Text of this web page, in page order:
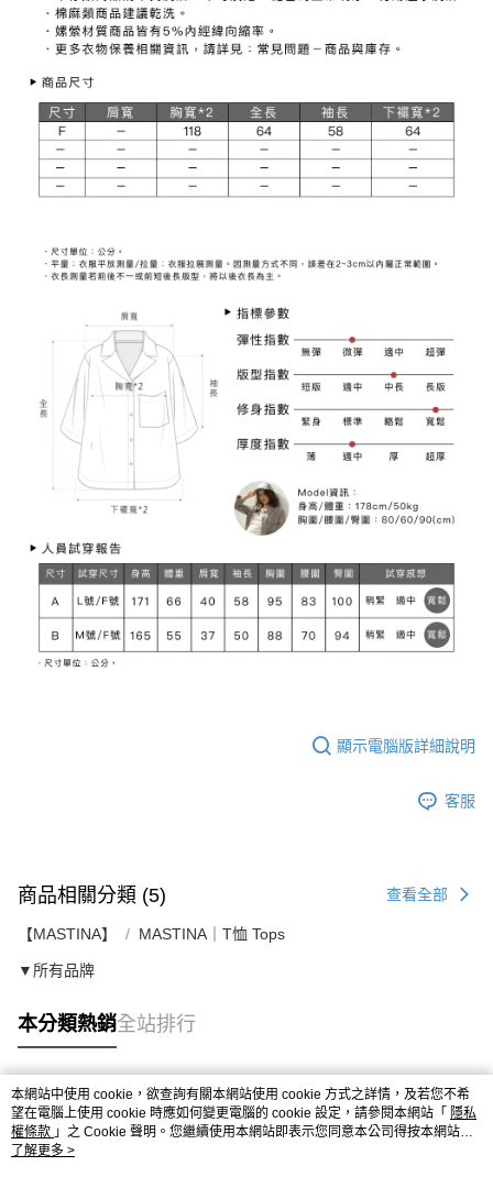
顯示電腦版詳細說明
客服
商品相關分類 (5) 查看全部
【MASTINA】 MASTINA｜T恤 Tops
▼所有品牌
本分類熱銷全站排行
熱門標籤
本網站中使用 cookie，欲查詢有關本網站使用 cookie 方式之詳情，及若您不希
望在電腦上使用 cookie 時應如何變更電腦的 cookie 設定，請參閱本網站「 隱私
權條款 」之 Cookie 聲明。您繼續使用本網站即表示您同意本公司得按本網站使
用條款之 Cookie 聲明使用 cookie。
了解更多 >